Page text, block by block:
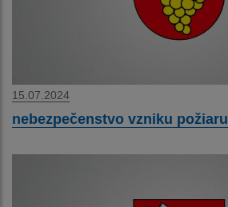
15.07.2024
nebezpečenstvo vzniku požiaru